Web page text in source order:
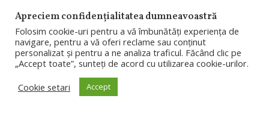
Autobuz distrus
de un incendiu
în Săvădisla.
Un bărbat și o
femeie au ieșit
Apreciem confidențialitatea dumneavoastră
Folosim cookie-uri pentru a vă îmbunătăți experiența de
navigare, pentru a vă oferi reclame sau conținut
personalizat și pentru a ne analiza traficul. Făcând clic pe
„Accept toate”, sunteți de acord cu utilizarea cookie-urilor.
Cookie setari
Accept